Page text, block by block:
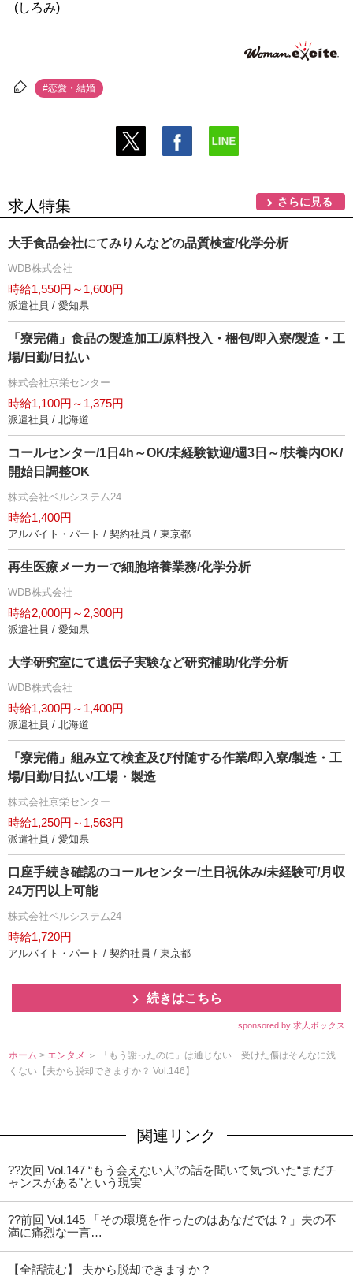
(しろみ)
#恋愛・結婚
求人特集 さらに見る
大手食品会社にてみりんなどの品質検査/化学分析
WDB株式会社
時給1,550円～1,600円
派遣社員 / 愛知県
「寮完備」食品の製造加工/原料投入・梱包/即入寮/製造・工
場/日勤/日払い
株式会社京栄センター
時給1,100円～1,375円
派遣社員 / 北海道
コールセンター/1日4h～OK/未経験歓迎/週3日～/扶養内OK/
開始日調整OK
株式会社ベルシステム24
時給1,400円
アルバイト・パート / 契約社員 / 東京都
再生医療メーカーで細胞培養業務/化学分析
WDB株式会社
時給2,000円～2,300円
派遣社員 / 愛知県
大学研究室にて遺伝子実験など研究補助/化学分析
WDB株式会社
時給1,300円～1,400円
派遣社員 / 北海道
「寮完備」組み立て検査及び付随する作業/即入寮/製造・工
場/日勤/日払い/工場・製造
株式会社京栄センター
時給1,250円～1,563円
派遣社員 / 愛知県
口座手続き確認のコールセンター/土日祝休み/未経験可/月収
24万円以上可能
株式会社ベルシステム24
時給1,720円
アルバイト・パート / 契約社員 / 東京都
続きはこちら
sponsored by 求人ボックス
ホーム > エンタメ ＞ 「もう謝ったのに」は通じない…受けた傷はそんなに浅
くない【夫から脱却できますか？ Vol.146】
関連リンク
??次回 Vol.147 “もう会えない人”の話を聞いて気づいた“まだチ
ャンスがある”という現実
??前回 Vol.145 「その環境を作ったのはあなだでは？」夫の不
満に痛烈な一言…
【全話読む】 夫から脱却できますか？